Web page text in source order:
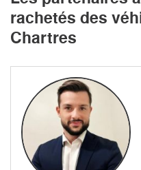
rachetés des
Chartres